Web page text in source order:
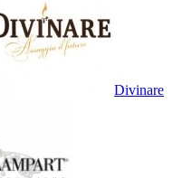
Divinare